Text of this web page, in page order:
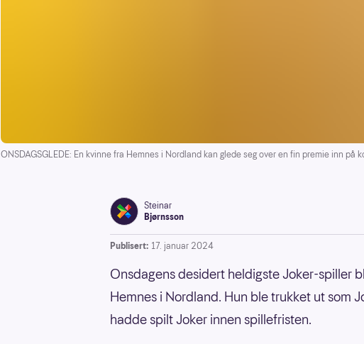
ONSDAGSGLEDE: En kvinne fra Hemnes i Nordland kan glede seg over en fin premie inn på
Steinar
Bjørnsson
Publisert: 17. januar 2024
Onsdagens desidert heldigste Joker-spiller
Hemnes i Nordland. Hun ble trukket ut som
hadde spilt Joker innen spillefristen.